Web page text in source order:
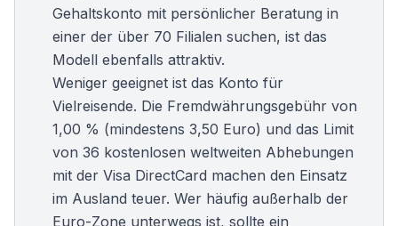
Gehaltskonto mit persönlicher Beratung in
einer der über 70 Filialen suchen, ist das
Modell ebenfalls attraktiv.
Weniger geeignet ist das Konto für
Vielreisende. Die Fremdwährungsgebühr von
1,00 % (mindestens 3,50 Euro) und das Limit
von 36 kostenlosen weltweiten Abhebungen
mit der Visa DirectCard machen den Einsatz
im Ausland teuer. Wer häufig außerhalb der
Euro-Zone unterwegs ist, sollte ein